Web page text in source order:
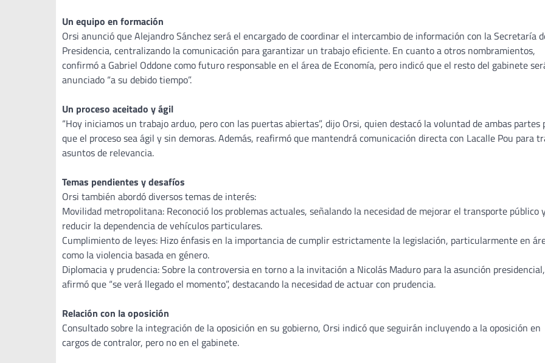
Un equipo en formación
Orsi anunció que Alejandro Sánchez será el encargado de coordinar el intercambio de información con la Secretaría
Presidencia, centralizando la comunicación para garantizar un trabajo eficiente. En cuanto a otros nombramientos,
confirmó a Gabriel Oddone como futuro responsable en el área de Economía, pero indicó que el resto del gabinete
anunciado “a su debido tiempo”.
Un proceso aceitado y ágil
“Hoy iniciamos un trabajo arduo, pero con las puertas abiertas”, dijo Orsi, quien destacó la voluntad de ambas partes
que el proceso sea ágil y sin demoras. Además, reafirmó que mantendrá comunicación directa con Lacalle Pou para
asuntos de relevancia.
Temas pendientes y desafíos
Orsi también abordó diversos temas de interés:
Movilidad metropolitana: Reconoció los problemas actuales, señalando la necesidad de mejorar el transporte público
reducir la dependencia de vehículos particulares.
Cumplimiento de leyes: Hizo énfasis en la importancia de cumplir estrictamente la legislación, particularmente en
como la violencia basada en género.
Diplomacia y prudencia: Sobre la controversia en torno a la invitación a Nicolás Maduro para la asunción
afirmó que “se verá llegado el momento”, destacando la necesidad de actuar con prudencia.
Relación con la oposición
Consultado sobre la integración de la oposición en su gobierno, Orsi indicó que seguirán incluyendo a la oposición en
cargos de contralor, pero no en el gabinete.